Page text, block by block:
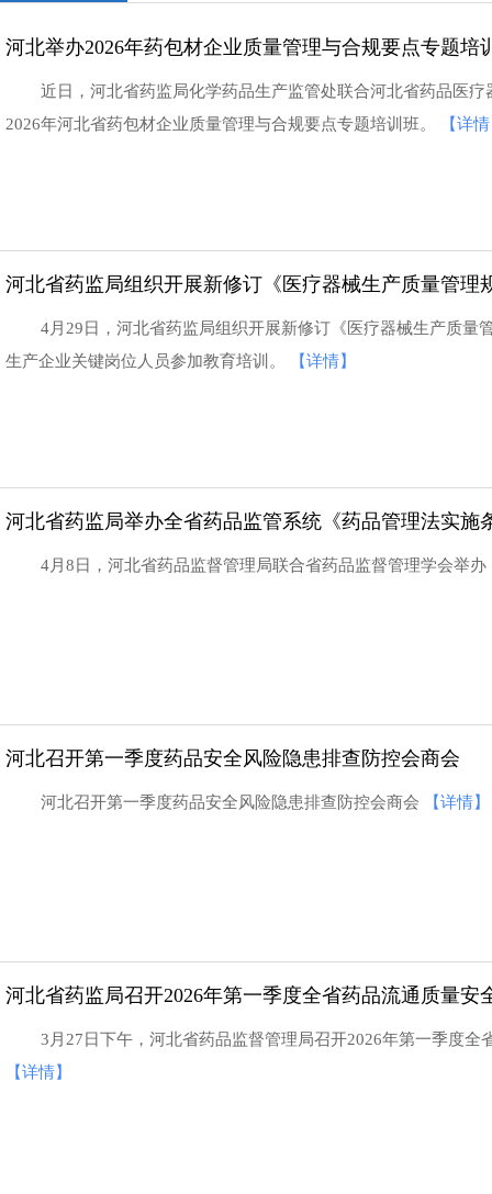
河北举办2026年药包材企业质量管理与合规要点专题培
近日，河北省药监局化学药品生产监管处联合河北省药品医
2026年河北省药包材企业质量管理与合规要点专题培训班。
【详
河北省药监局组织开展新修订《医疗器械生产质量管理
4月29日，河北省药监局组织开展新修订《医疗器械生产质量
生产企业关键岗位人员参加教育培训。
【详情】
河北省药监局举办全省药品监管系统《药品管理法实施
4月8日，河北省药品监督管理局联合省药品监督管理学会举
河北召开第一季度药品安全风险隐患排查防控会商会
河北召开第一季度药品安全风险隐患排查防控会商会 【详情】
河北省药监局召开2026年第一季度全省药品流通质量安
3月27日下午，河北省药品监督管理局召开2026年第一季度
【详情】